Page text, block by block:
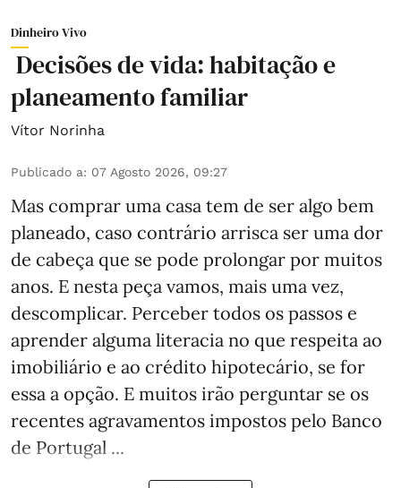
Dinheiro Vivo
Decisões de vida: habitação e
planeamento familiar
Vítor Norinha
Publicado a: 07 Agosto 2026, 09:27
Mas comprar uma casa tem de ser algo bem
planeado, caso contrário arrisca ser uma dor
de cabeça que se pode prolongar por muitos
anos. E nesta peça vamos, mais uma vez,
descomplicar. Perceber todos os passos e
aprender alguma literacia no que respeita ao
imobiliário e ao crédito hipotecário, se for
essa a opção. E muitos irão perguntar se os
recentes agravamentos impostos pelo Banco
de Portugal ...